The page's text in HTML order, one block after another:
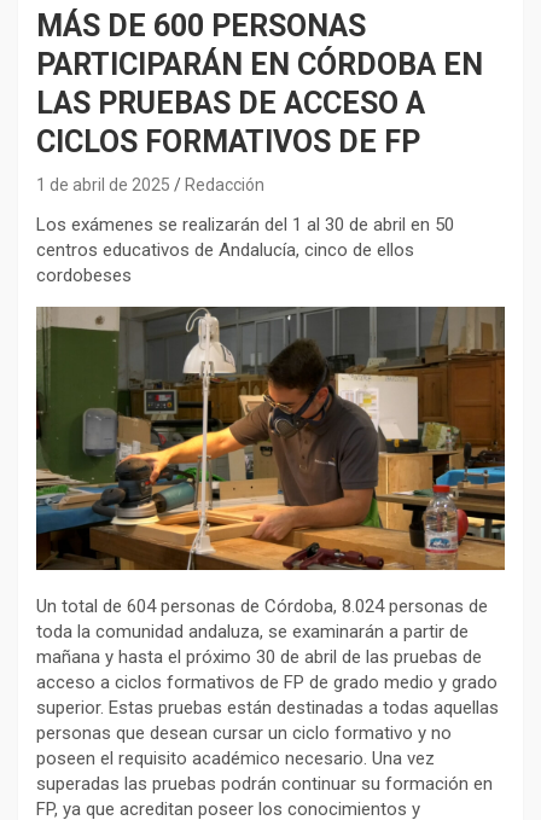
MÁS DE 600 PERSONAS
PARTICIPARÁN EN CÓRDOBA EN
LAS PRUEBAS DE ACCESO A
CICLOS FORMATIVOS DE FP
1 de abril de 2025 Redacción
Los exámenes se realizarán del 1 al 30 de abril en 50
centros educativos de Andalucía, cinco de ellos
cordobeses
Un total de 604 personas de Córdoba, 8.024 personas de
toda la comunidad andaluza, se examinarán a partir de
mañana y hasta el próximo 30 de abril de las pruebas de
acceso a ciclos formativos de FP de grado medio y grado
superior. Estas pruebas están destinadas a todas aquellas
personas que desean cursar un ciclo formativo y no
poseen el requisito académico necesario. Una vez
superadas las pruebas podrán continuar su formación en
FP, ya que acreditan poseer los conocimientos y